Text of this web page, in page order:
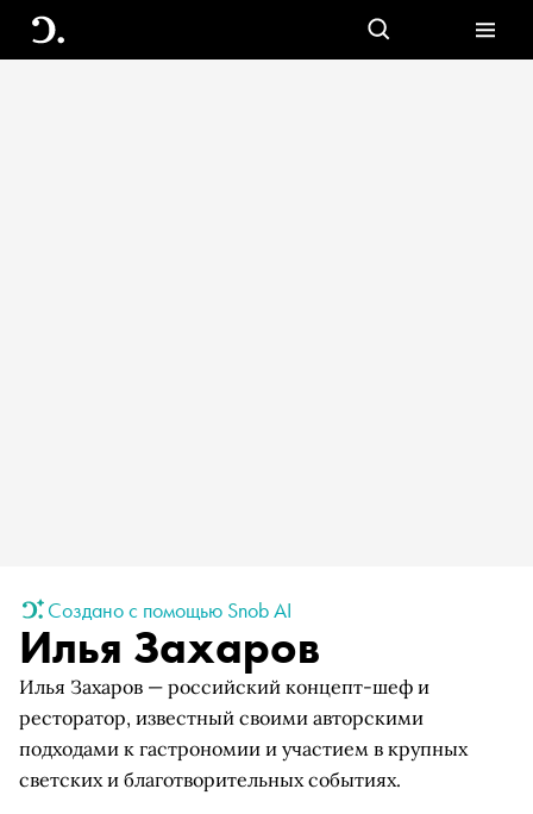
Создано с помощью Snob AI
Илья Захаров
Илья Захаров — российский концепт-шеф и
ресторатор, известный своими авторскими
подходами к гастрономии и участием в крупных
светских и благотворительных событиях.